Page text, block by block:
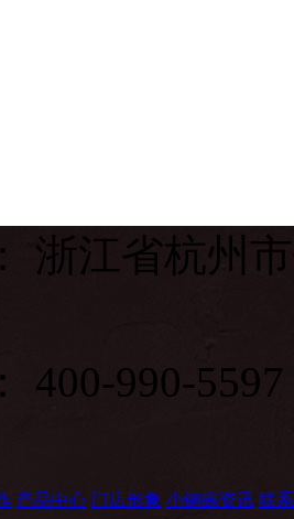
浙江省杭州
400-990-5597
产品中心 门店形象 小钢碗资讯 联